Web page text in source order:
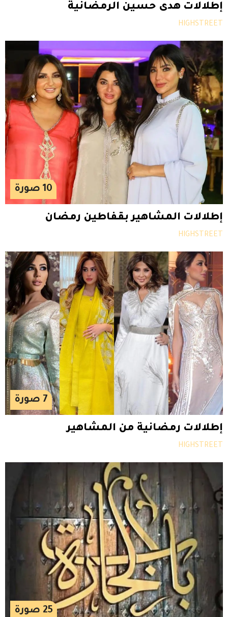
إطلالات هدى حسين الرمضانية
HIGHSTREET
10 صورة
إطلالات المشاهير بقفاطين رمضان
HIGHSTREET
7 صورة
إطلالات رمضانية من المشاهير
HIGHSTREET
25 صورة